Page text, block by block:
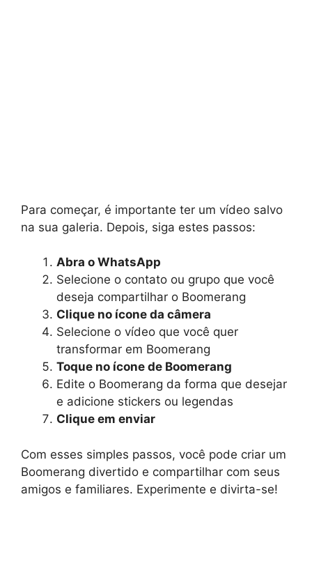
Para começar, é importante ter um vídeo salvo
na sua galeria. Depois, siga estes passos:
Abra o WhatsApp
Selecione o contato ou grupo que você
deseja compartilhar o Boomerang
Clique no ícone da câmera
Selecione o vídeo que você quer
transformar em Boomerang
Toque no ícone de Boomerang
Edite o Boomerang da forma que desejar
e adicione stickers ou legendas
Clique em enviar
Com esses simples passos, você pode criar um
Boomerang divertido e compartilhar com seus
amigos e familiares. Experimente e divirta-se!